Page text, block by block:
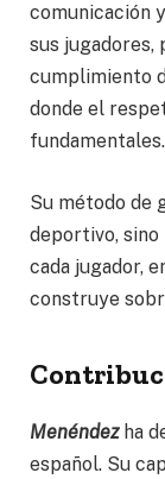
comunicación
sus jugadores,
cumplimiento
donde el
fundamentales.
Su método de
deportivo,
cada jugador,
construye
Menéndezha
español. Su